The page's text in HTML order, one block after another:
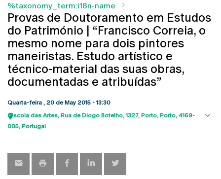
%taxonomy_term:i18n-name
Provas de Doutoramento em Estudos
do Património | “Francisco Correia, o
mesmo nome para dois pintores
maneiristas. Estudo artístico e
técnico-material das suas obras,
documentadas e atribuídas”
Quarta-feira , 20 de May 2015 - 13:30
Escola das Artes Rua de Diogo Botelho, 1327 Porto Porto 4169-
005 Portugal